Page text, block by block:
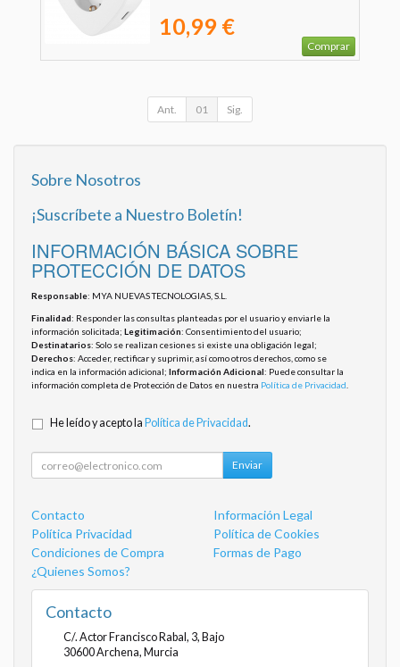
10,99 €
Comprar
Ant. 01 Sig.
Sobre Nosotros
¡Suscríbete a Nuestro Boletín!
INFORMACIÓN BÁSICA SOBRE
PROTECCIÓN DE DATOS
Responsable: MYA NUEVAS TECNOLOGIAS, S.L.
Finalidad: Responder las consultas planteadas por el usuario y enviarle la
información solicitada; Legitimación: Consentimiento del usuario;
Destinatarios: Solo se realizan cesiones si existe una obligación legal;
Derechos: Acceder, rectificar y suprimir, así como otros derechos, como se
indica en la información adicional; Información Adicional: Puede consultar la
información completa de Protección de Datos en nuestra Política de Privacidad
He leído y acepto la Política de Privacidad.
Enviar
Contacto
Información Legal
Política Privacidad
Política de Cookies
Condiciones de Compra
Formas de Pago
¿Quienes Somos?
Contacto
C/. Actor Francisco Rabal, 3, Bajo
30600Archena, Murcia